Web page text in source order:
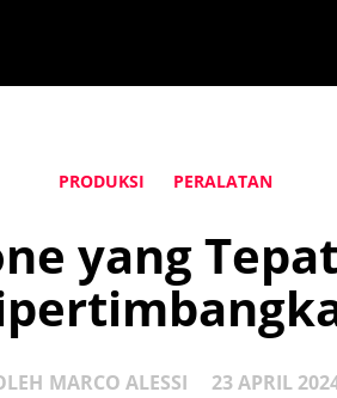
PRODUKSI PERALATAN
yang
MARCO ALESSI 23 APRIL